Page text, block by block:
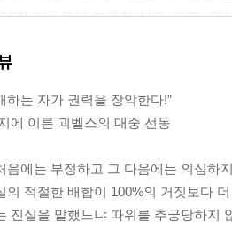
’의 아들로서 부유한 상인, 관리,
이하게도 사회적인 갈등도 모두 이 (
가족이 그녀에게 빈털터리 장애인
토론을 벌이기까지 했다. “이런 방식
하는 자가 권력을 장악한다!”
에 이른 괴벨스의 대중 선동
음에는 부정하고 그 다음에는 의심하
의 적절한 배합이 100%의 거짓보다
진실을 말했느냐 따위를 추궁당하지